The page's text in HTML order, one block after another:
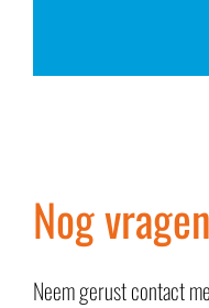
Nog
Neem gerust contact